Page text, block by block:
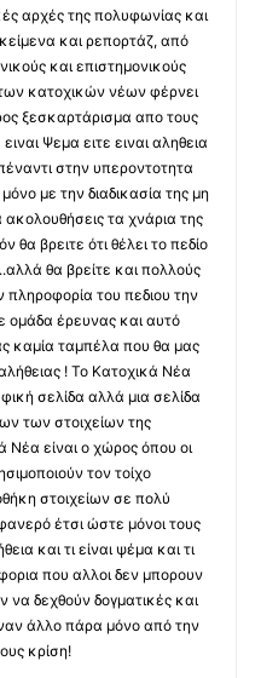
αρχές της πολυφωνίας και
και ρεπορτάζ, από
και επιστημονικούς
κατοχικών νέων φέρνει
ξεσκαρτάρισμα απο τους
Ψεμα ειτε ειναι αληθεια
στην υπεροντοτητα
με την διαδικασία της μη
ακολουθήσεις τα χνάρια της
θα βρειτε ότι θέλει το πεδίο
θα βρείτε και πολλούς
του πεδιου την
ομάδα έρευνας και αυτό
καμία ταμπέλα που θα μας
! Το Κατοχικά Νέα
σελίδα αλλά μια σελίδα
των στοιχείων της
Νέα είναι ο χώρος όπου οι
τον τοίχο
στοιχείων σε πολύ
έτσι ώστε μόνοι τους
και τι είναι ψέμα και τι
που αλλοι δεν μπορουν
δεχθούν δογματικές και
άλλο πάρα μόνο από την
κρίση!